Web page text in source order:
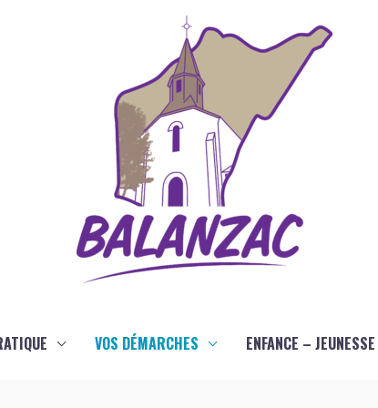
VOS DÉMARCHES ENFANCE – JEUNESSE